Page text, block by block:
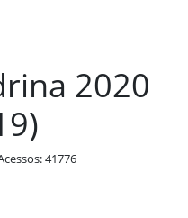
2020
41776